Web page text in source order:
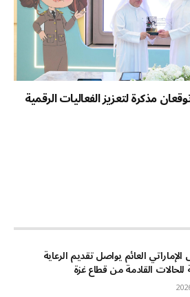
مذكرة لتعزيز الفعاليات الرقمية
العائم يواصل تقديم الرعاية
القادمة من قطاع غزة